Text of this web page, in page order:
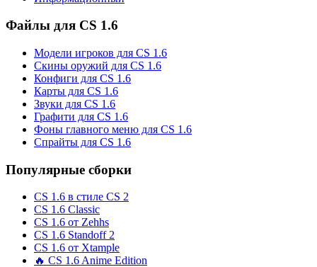
Файлы для CS 1.6
Модели игроков для CS 1.6
Скины оружий для CS 1.6
Конфиги для CS 1.6
Карты для CS 1.6
Звуки для CS 1.6
Графити для CS 1.6
Фоны главного меню для CS 1.6
Спрайты для CS 1.6
Популярные сборки
CS 1.6 в стиле CS 2
CS 1.6 Classic
CS 1.6 от Zehhs
CS 1.6 Standoff 2
CS 1.6 от Xtample
🔥 CS 1.6 Anime Edition